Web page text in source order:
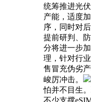
统筹推进光
产能，适度
序，同时对
提前研判、
分将进一步
理，针对行
售冒充伪劣
峻厉冲击。
怕并不目生
不少支撑